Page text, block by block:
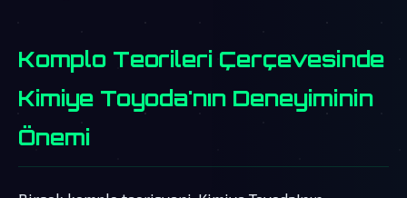
Komplo Teorileri Çerçevesinde
Kimiye Toyoda'nın Deneyiminin
Önemi